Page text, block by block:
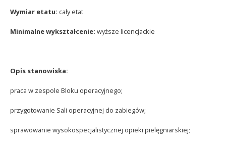
Wymiar etatu: cały etat
Minimalne wykształcenie: wyższe licencjackie
Opis stanowiska:
praca w zespole Bloku operacyjnego;
przygotowanie Sali operacyjnej do zabiegów;
sprawowanie wysokospecjalistycznej opieki pielęgniarskiej;